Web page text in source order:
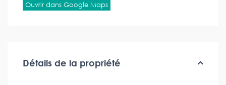
Ouvrir dans Google Maps
Détails de la propriété